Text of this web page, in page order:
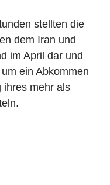
stellten die
dem Iran und
im April dar und
ein Abkommen
ihres mehr als